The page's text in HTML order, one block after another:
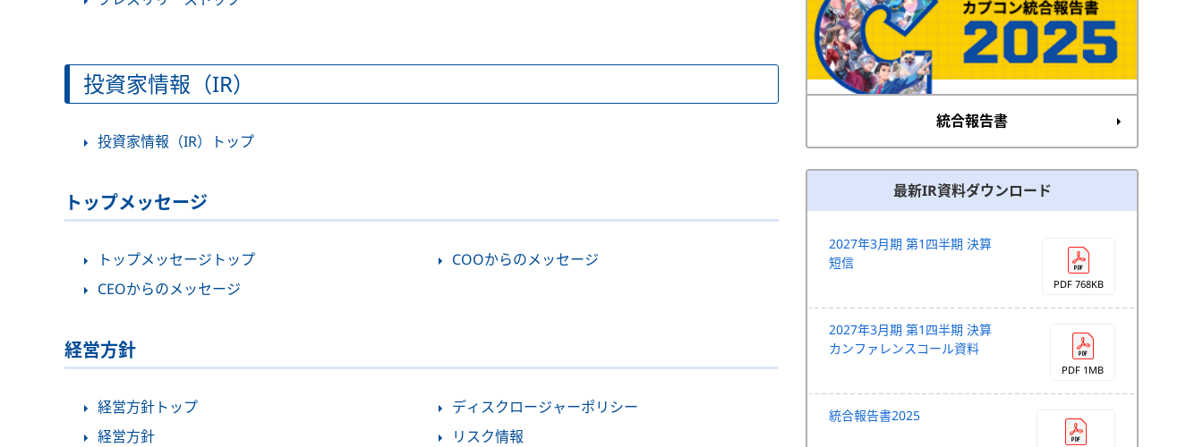
投資家情報（IR）
投資家情報（IR）トップ
トップメッセージ
トップメッセージトップ
CEOからのメッセージ
COOからのメッセージ
経営方針
経営方針トップ
経営方針
ディスクロージャーポリシー
リスク情報
統合報告書
最新IR資料ダウンロード
2027年3月期 第1四半期 決算
短信
PDF 768KB
2027年3月期 第1四半期 決算
カンファレンスコール資料
PDF 1MB
統合報告書2025